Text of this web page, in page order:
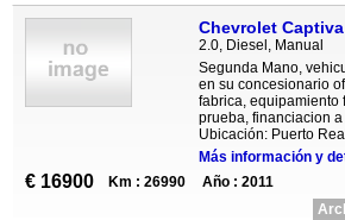
Chevrolet
2.0, Diesel, Manual
Segunda Mano,
en su concesionario
fabrica, equipamiento
prueba, financiacion a
Ubicación: Puerto
Más información y
€ 16900 Km : 26990
Año : 2011